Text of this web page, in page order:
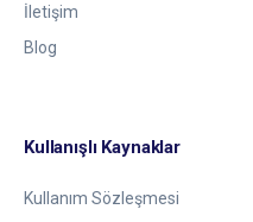
İletişim
Blog
Kullanışlı Kaynaklar
Kullanım Sözleşmesi